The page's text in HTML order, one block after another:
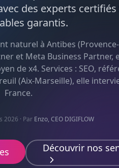
des experts certifiés
garantis.
naturel à Antibes (
et Meta Business Partner,
de x4. Services : SEO,
(Aix-Marseille), elle
France.
2026 · Par Enzo, CEO DIGIFLOW
Découvrir nos